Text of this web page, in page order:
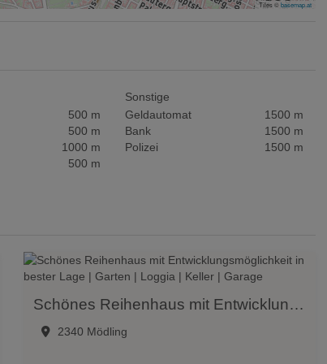
Tiles ©basemap.at
500 m
500 m
1000 m
500 m
Sonstige
Geldautomat
1500 m
Bank
1500 m
Polizei
1500 m
Schönes Reihenhaus mit Entwicklungsmöglichkeit in bester Lage | Garten | Loggia | Keller | Garage
2340 Mödling